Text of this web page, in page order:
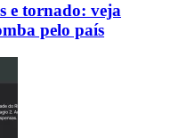
e tornado: veja
pelo país